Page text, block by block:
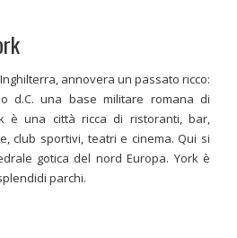
annovera un passato ricco:
d.C. una base militare romana di
è una città ricca di ristoranti, bar,
club sportivi, teatri e cinema. Qui si
gotica del nord Europa. York è
parchi.